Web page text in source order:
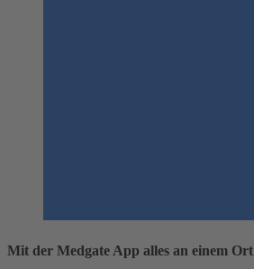
Mit der Medgate App alles an einem Ort